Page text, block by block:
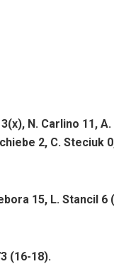
N. Carlino 11,
2, C. Steciuk
15, L. Stancil 6
(16-18).